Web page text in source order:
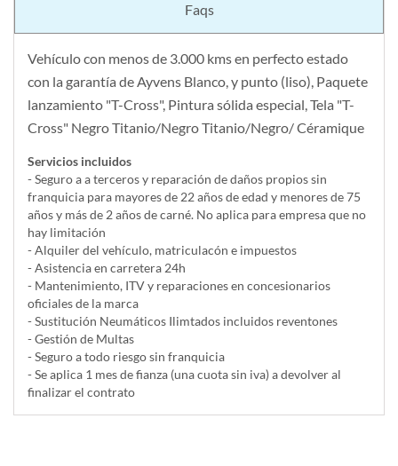
Faqs
Vehículo con menos de 3.000 kms en perfecto estado
con la garantía de Ayvens Blanco, y punto (liso), Paquete
lanzamiento "T-Cross", Pintura sólida especial, Tela "T-
Cross" Negro Titanio/Negro Titanio/Negro/ Céramique
Servicios incluidos
- Seguro a a terceros y reparación de daños propios sin
franquicia para mayores de 22 años de edad y menores de 75
años y más de 2 años de carné. No aplica para empresa que no
hay limitación
- Alquiler del vehí­culo, matriculacón e impuestos
- Asistencia en carretera 24h
- Mantenimiento, ITV y reparaciones en concesionarios
oficiales de la marca
- Sustitución Neumáticos Ilimtados incluidos reventones
- Gestión de Multas
- Seguro a todo riesgo sin franquicia
- Se aplica 1 mes de fianza (una cuota sin iva) a devolver al
finalizar el contrato